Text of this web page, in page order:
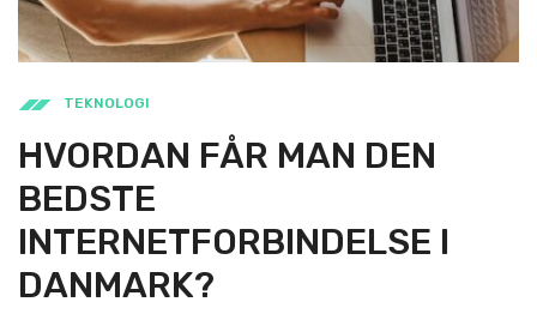
TEKNOLOGI
HVORDAN FÅR MAN DEN
BEDSTE
INTERNETFORBINDELSE I
DANMARK?